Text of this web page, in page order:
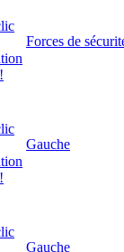
Forces de
Gauche
Gauche